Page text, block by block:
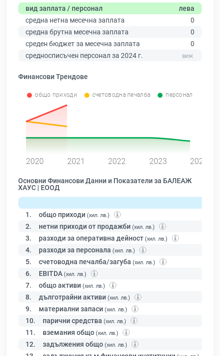
вид заплата / персонал
лева
средна нетна месечна заплата
0
средна брутна месечна заплата
0
среден бюджет за месечна заплата
0
средносписъчен персонал за 2024 г.
Финансови Трендове
общо приходи счетоводна печалба персонал
2020 2021 2022 2023 2024
Основни Финансови Данни и Показатели за БАЛЕАЖ
ХАУС | ЕООД
1. общо приходи (хил. лв.)
2. нетни приходи от продажби (хил. лв.)
3. разходи за оперативна дейност (хил. лв.)
4. разходи за персонала (хил. лв.)
5. счетоводна печалба/загуба (хил. лв.)
6. EBITDA (хил. лв.)
7. общо активи (хил. лв.)
8. дълготрайни активи (хил. лв.)
9. материални запаси (хил. лв.)
10. парични средства (хил. лв.)
11. вземания общо (хил. лв.)
12. задължения общо (хил. лв.)